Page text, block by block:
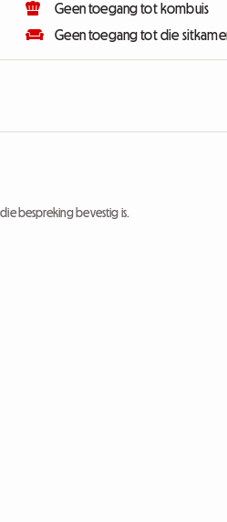
Geen toegang tot kombuis
Geen toegang tot die
bespreking bevestig is.